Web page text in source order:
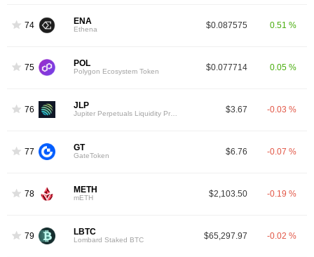
74 ENA
Ethena $0.087575 0.51 %
75 POL
Polygon Ecosystem Token $0.077714 0.05 %
76 JLP $3.67 -0.03 %
77 GT
GateToken $6.76 -0.07 %
78 METH
mETH $2,103.50 -0.19 %
79 LBTC
Lombard Staked BTC $65,297.97 -0.02 %